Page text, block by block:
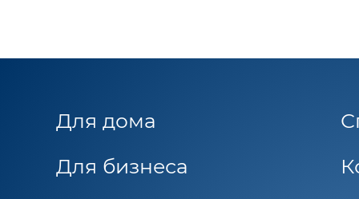
Для дома
Для бизнеса